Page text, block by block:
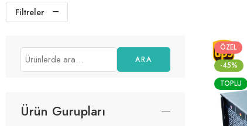
Filtreler
ÖZEL
-45%
TOPLU
ARA
Ürün Gurupları